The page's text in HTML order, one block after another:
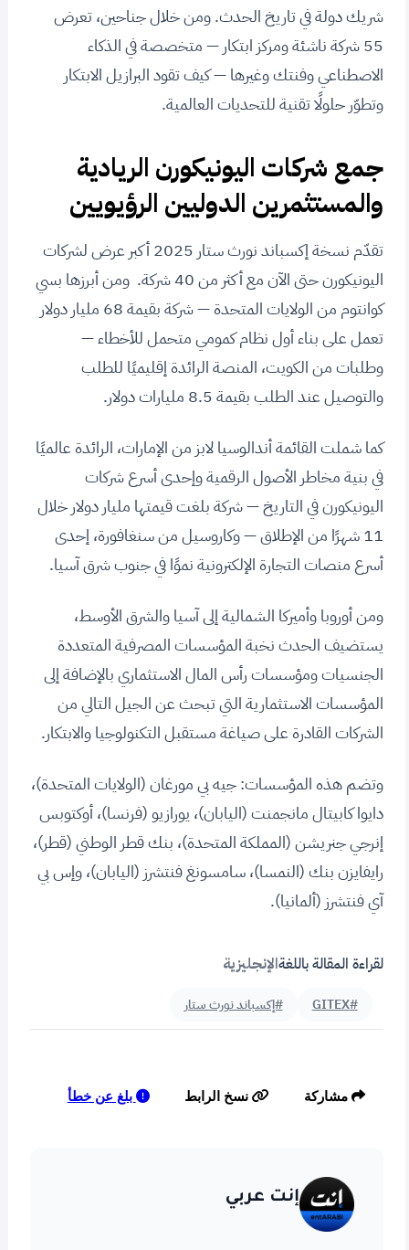
شريك دولة في تاريخ الحدث. ومن خلال جناحين، تعرض
55 شركة ناشئة ومركز ابتكار — متخصصة في الذكاء
الاصطناعي وفنتك وغيرها — كيف تقود البرازيل الابتكار
وتطوّر حلولًا تقنية للتحديات العالمية.
جمع شركات اليونيكورن الريادية
والمستثمرين الدوليين الرؤيويين
تقدّم نسخة إكسباند نورث ستار 2025 أكبر عرض لشركات
اليونيكورن حتى الآن مع أكثر من 40 شركة. ومن أبرزها بسي
كوانتوم من الولايات المتحدة — شركة بقيمة 68 مليار دولار
تعمل على بناء أول نظام كمومي متحمل للأخطاء —
وطلبات من الكويت، المنصة الرائدة إقليميًا للطلب
والتوصيل عند الطلب بقيمة 8.5 مليارات دولار.
كما شملت القائمة أندالوسيا لابز من الإمارات، الرائدة عالميًا
في بنية مخاطر الأصول الرقمية وإحدى أسرع شركات
اليونيكورن في التاريخ — شركة بلغت قيمتها مليار دولار خلال
11 شهرًا من الإطلاق — وكاروسيل من سنغافورة، إحدى
أسرع منصات التجارة الإلكترونية نموًا في جنوب شرق آسيا.
ومن أوروبا وأميركا الشمالية إلى آسيا والشرق الأوسط،
يستضيف الحدث نخبة المؤسسات المصرفية المتعددة
الجنسيات ومؤسسات رأس المال الاستثماري بالإضافة إلى
المؤسسات الاستثمارية التي تبحث عن الجيل التالي من
الشركات القادرة على صياغة مستقبل التكنولوجيا والابتكار.
وتضم هذه المؤسسات: جيه بي مورغان (الولايات المتحدة)،
دايوا كابيتال مانجمنت (اليابان)، يورازيو (فرنسا)، أوكتوبس
إنرجي جنريشن (المملكة المتحدة)، بنك قطر الوطني (قطر)،
رايفايزن بنك (النمسا)، سامسونغ فنتشرز (اليابان)، وإس بي
آي فنتشرز (ألمانيا).
لقراءة المقالة باللغةالإنجليزية
#GITEX #إكسباند نورث ستار
مشاركة نسخ الرابط بلغ عن خطأ
إنت عربي